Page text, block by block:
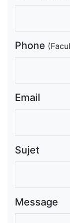
Phone
Email
Sujet
Message